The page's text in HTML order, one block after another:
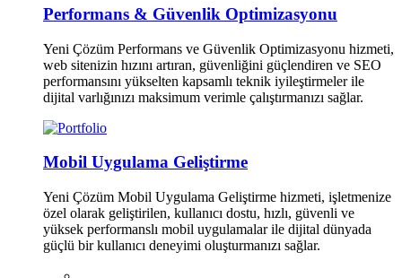
Performans & Güvenlik Optimizasyonu
Yeni Çözüm Performans ve Güvenlik Optimizasyonu hizmeti,
web sitenizin hızını artıran, güvenliğini güçlendiren ve SEO
performansını yükselten kapsamlı teknik iyileştirmeler ile
dijital varlığınızı maksimum verimle çalıştırmanızı sağlar.
Mobil Uygulama Geliştirme
Yeni Çözüm Mobil Uygulama Geliştirme hizmeti, işletmenize
özel olarak geliştirilen, kullanıcı dostu, hızlı, güvenli ve
yüksek performanslı mobil uygulamalar ile dijital dünyada
güçlü bir kullanıcı deneyimi oluşturmanızı sağlar.